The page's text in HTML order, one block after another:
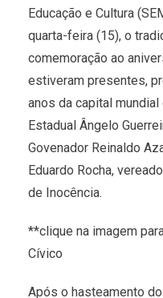
Educação e Cultura
quarta-feira (15), o
comemoração ao
estiveram presentes,
anos da capital
Estadual Ângelo
Govenador Reinaldo
Eduardo Rocha,
de Inocência.
**clique na imagem
Cívico
Após o hasteamento